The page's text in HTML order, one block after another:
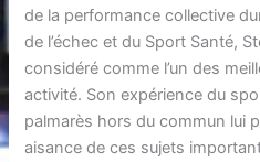
de la performance collective
de l’échec et du Sport Santé,
considéré comme l’un des
activité. Son expérience du
palmarès hors du commun lui
aisance de ces sujets